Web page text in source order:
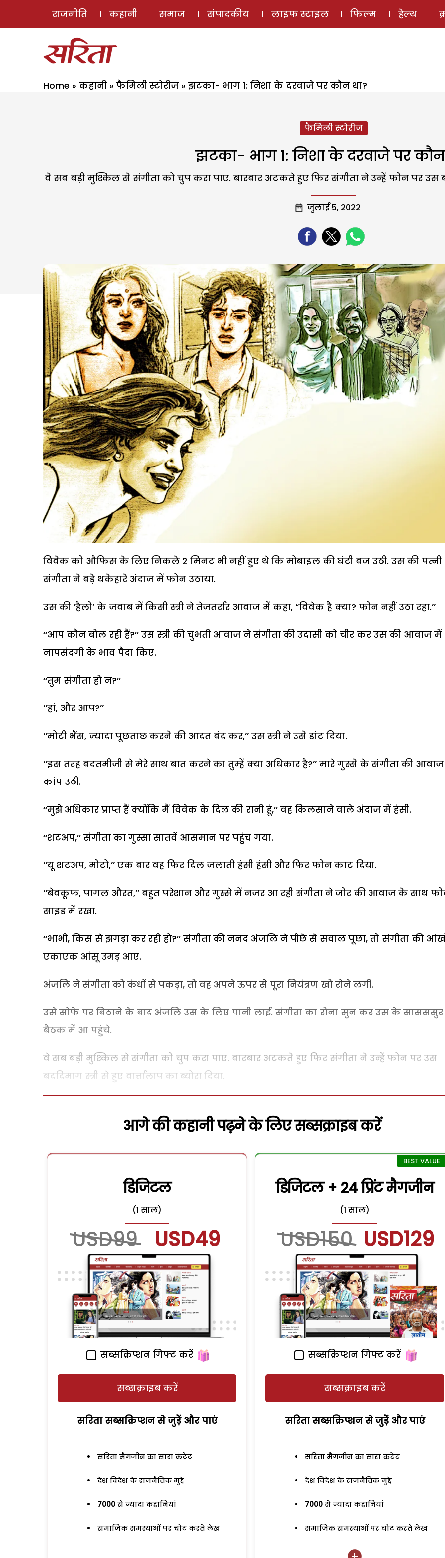
ई-मैगज़ीन
राजनीति कहानी समाज संपादकीय लाइफ स्टाइल फिल्म हेल्थ
Home » कहानी » फैमिली स्टोरीज » झटका- भाग 1: निशा के दरवाजे पर कौन था?
फैमिली स्टोरीज
झटका- भाग 1: निशा के दरवाजे पर कौन
वे सब बड़ी मुश्किल से संगीता को चुप करा पाए. बारबार अटकते हुए फिर संगीता ने उन्हें फोन पर उस
जुलाई 5, 2022
विवेक को औफिस के लिए निकले 2 मिनट भी नहीं हुए थे कि मोबाइल की घंटी बज उठी. उस की पत्नी
संगीता ने बड़े थकेहारे अंदाज में फोन उठाया.
उस की ‘हैलो’ के जवाब में किसी स्त्री ने तेजतर्रार आवाज में कहा, ‘‘विवेक है क्या? फोन नहीं उठा रहा.’’
‘‘आप कौन बोल रही हैं?’’ उस स्त्री की चुभती आवाज ने संगीता की उदासी को चीर कर उस की आवाज में
नापसंदगी के भाव पैदा किए.
‘‘तुम संगीता हो न?’’
‘‘हां, और आप?’’
‘‘मोटी भैंस, ज्यादा पूछताछ करने की आदत बंद कर,’’ उस स्त्री ने उसे डांट दिया.
‘‘इस तरह बदतमीजी से मेरे साथ बात करने का तुम्हें क्या अधिकार है?’’ मारे गुस्से के संगीता की आवाज
कांप उठी.
‘‘मुझे अधिकार प्राप्त हैं क्योंकि मैं विवेक के दिल की रानी हूं,’’ वह किलसाने वाले अंदाज में हंसी.
‘‘शटअप,’’ संगीता का गुस्सा सातवें आसमान पर पहुंच गया.
‘‘यू शटअप, मोटो,’’ एक बार वह फिर दिल जलाती हंसी हंसी और फिर फोन काट दिया.
‘‘बेवकूफ, पागल औरत,’’ बहुत परेशान और गुस्से में नजर आ रही संगीता ने जोर की आवाज के साथ
साइड में रखा.
‘‘भाभी, किस से झगड़ा कर रही हो?’’ संगीता की ननद अंजलि ने पीछे से सवाल पूछा, तो संगीता की
एकाएक आंसू उमड़ आए.
अंजलि ने संगीता को कंधों से पकड़ा, तो वह अपने ऊपर से पूरा नियंत्रण खो रोने लगी.
उसे सोफे पर बिठाने के बाद अंजलि उस के लिए पानी लाई. संगीता का रोना सुन कर उस के सासससुर
बैठक में आ पहुंचे.
वे सब बड़ी मुश्किल से संगीता को चुप करा पाए. बारबार अटकते हुए फिर संगीता ने उन्हें फोन पर उस
बददिमाग स्त्री से हुए वार्त्तालाप का ब्योरा दिया.
आगे की कहानी पढ़ने के लिए सब्सक्राइब करें
डिजिटल
(1 साल)
USD99 USD49
सब्सक्रिप्शन गिफ्ट करें
सब्सक्राइब करें
सरिता सब्सक्रिप्शन से जुड़ेें और पाएं
सरिता मैगजीन का सारा कंटेंट
देश विदेश के राजनैतिक मुद्दे
7000 से ज्यादा कहानियां
समाजिक समस्याओं पर चोट करते लेख
डिजिटल + 24 प्रिंट मैगजीन
(1 साल)
USD150 USD129
सब्सक्रिप्शन गिफ्ट करें
सब्सक्राइब करें
सरिता सब्सक्रिप्शन से जुड़ेें और पाएं
सरिता मैगजीन का सारा कंटेंट
देश विदेश के राजनैतिक मुद्दे
7000 से ज्यादा कहानियां
समाजिक समस्याओं पर चोट करते लेख